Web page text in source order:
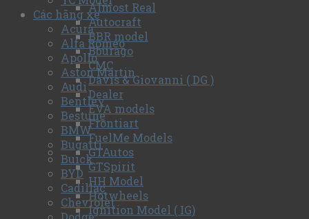
Almost Real
Autocraft
BBR model
Bburago
CMC
Davis & Giovanni ( DG )
Dealer
EVA models
Frontiart
FuelMe Models
GTAutos
GTSpirit
HH Model
Hotwheels
Ignition Model ( IG)
Các hãng xe
Acura
Alfa Romeo
Apollo
Aston Martin
Audi
Bentley
Bestune
BMW
Bugatti
Buick
BYD
Cadillac
Chevrolet